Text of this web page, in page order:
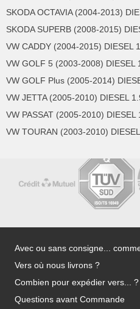
SKODA OCTAVIA (2004-2013)
SKODA SUPERB (2008-2015)
VW CADDY (2004-2015) DIESEL
VW GOLF 5 (2003-2008) DIESEL
VW GOLF Plus (2005-2014)
VW JETTA (2005-2010) DIESEL
VW PASSAT (2005-2010) DIESEL
VW TOURAN (2003-2010)
Avec ou sans consigne...
Vers où nous livrons ?
Combien pour expédier vers... ?
Questions avant Commande